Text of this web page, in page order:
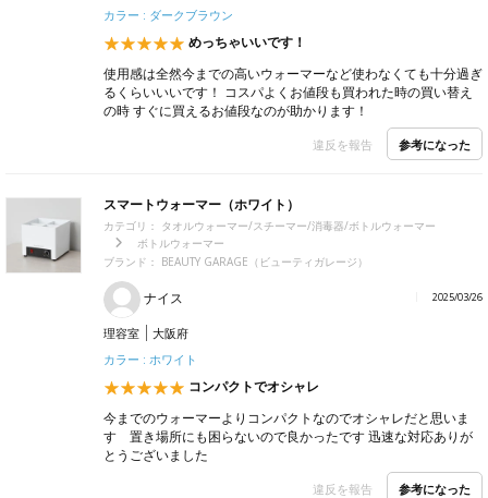
カラー : ダークブラウン
めっちゃいいです！
使用感は全然今までの高いウォーマーなど使わなくても十分過ぎ
るくらいいいです！ コスパよくお値段も買われた時の買い替え
の時 すぐに買えるお値段なのが助かります！
違反を報告 参考になった
スマートウォーマー（ホワイト）
カテゴリ： タオルウォーマー/スチーマー/消毒器/ボトルウォーマー
ボトルウォーマー
ブランド： BEAUTY GARAGE（ビューティガレージ）
ナイス 2025/03/26
理容室
大阪府
カラー : ホワイト
コンパクトでオシャレ
今までのウォーマーよりコンパクトなのでオシャレだと思いま
す 置き場所にも困らないので良かったです 迅速な対応ありが
とうございました
違反を報告 参考になった